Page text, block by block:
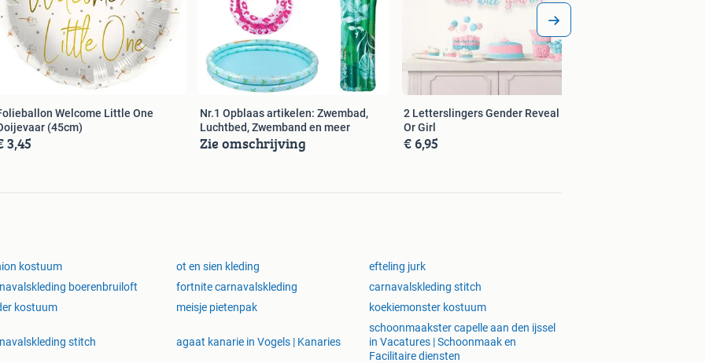
Welcome Little One
(45cm)
3,45
Nr.1 Opblaas artikelen: Zwembad,
Luchtbed, Zwemband en meer
Zie omschrijving
2 Letterslingers Gender Reveal Boy
Or Girl
€ 6,95
kostuum ot en sien kleding
efteling jurk
boerenbruiloft fortnite carnavalskleding
carnavalskleding stitch
kostuum meisje pietenpak koekiemonster kostuum
stitch agaat kanarie in Vogels | Kanaries
schoonmaakster capelle aan den ijssel
in Vacatures | Schoonmaak en
Facilitaire diensten